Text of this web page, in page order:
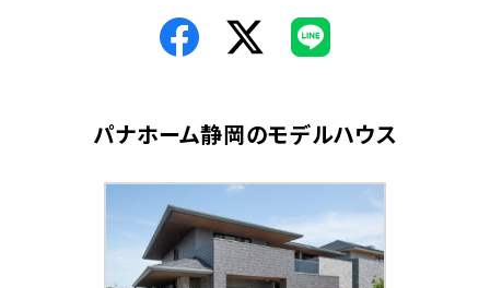
パナホーム静岡のモデルハウス